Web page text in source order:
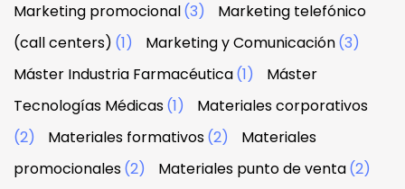
Marketing promocional(3)
Marketing telefónico
(call centers) (1) Marketing y Comunicación(3)
Máster Industria Farmacéutica(1)
Máster
Tecnologías Médicas(1)
Materiales corporativos
(2)
Materiales formativos(2)
Materiales
promocionales(2) Materiales punto de venta(2)